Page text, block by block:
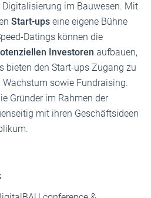
im Bauwesen. Mit
Start-ups eine eigene Bühne
Datings können die
Investoren aufbauen,
bieten den Start-ups Zugang zu
Wachstum sowie Fundraising.
Gründer im Rahmen der
mit ihren Geschäftsideen